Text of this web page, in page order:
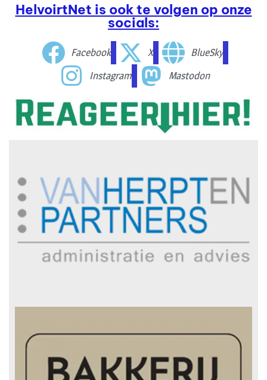
HelvoirtNet is ook te volgen op onze
socials:
Facebook X
BlueSky
Instagram
Mastodon